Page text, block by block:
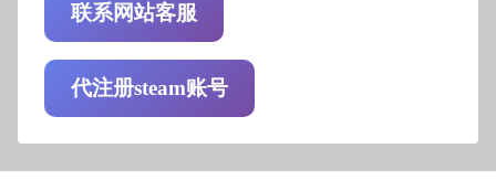
联系网站客服
代注册steam账号